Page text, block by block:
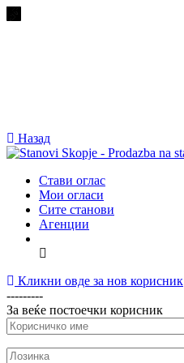
Назад
Стави оглас
Мои огласи
Сите станови
Агенции
Кликни овде за нов корисник
---------
За веќе постоечки корисник